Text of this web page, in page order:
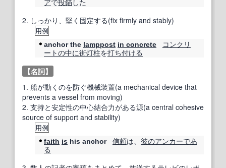
2. しっかり、堅く固定する(fix firmly and stably)
用例
anchor the lamppost in concrete
コンクリ
ートの中に街灯柱を打ち付ける
【名詞】
1. 船が動くのを防ぐ機械装置(a mechanical device that
prevents a vessel from moving)
2. 支持と安定性の中心結合力がある源(a central cohesive
source of support and stability)
用例
faith is his anchor 信頼は、 彼のアンカーであ
る